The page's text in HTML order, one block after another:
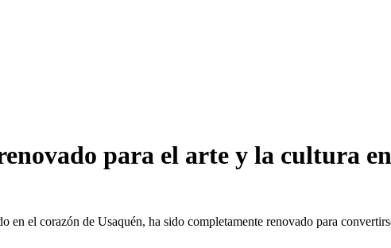
para el arte y la cultura
en el corazón de Usaquén, ha sido completamente renovado para